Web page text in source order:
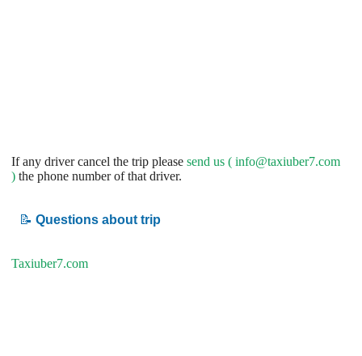
If any driver cancel the trip please send us ( info@taxiuber7.com
) the phone number of that driver.
📝 Questions about trip
Taxiuber7.com